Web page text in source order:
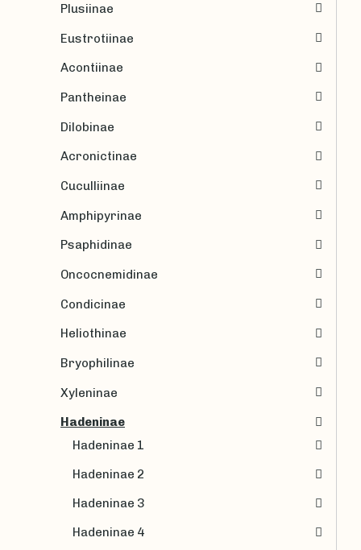
Plusiinae
Eustrotiinae
Acontiinae
Pantheinae
Dilobinae
Acronictinae
Cuculliinae
Amphipyrinae
Psaphidinae
Oncocnemidinae
Condicinae
Heliothinae
Bryophilinae
Xyleninae
Hadeninae
Hadeninae 1
Hadeninae 2
Hadeninae 3
Hadeninae 4